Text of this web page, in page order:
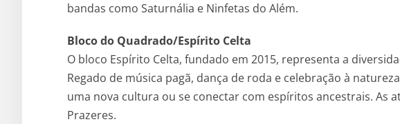
bandas como Saturnália e Ninfetas do Além.
Bloco do Quadrado/Espírito Celta
O bloco Espírito Celta, fundado em 2015, representa a
Regado de música pagã, dança de roda e celebração à
uma nova cultura ou se conectar com espíritos ancestrais. As
Prazeres.